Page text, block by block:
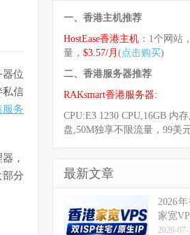
器位
私信
服务
，
分
一、香港主机推荐
HostEase香港主机 ：1个网站
量， $3.57/月 ( 点击购买)
二、香港服务器推荐
RAKsmart香港服务器:
CPU:E3 1230 CPU,16GB 内
盘,50M独享不限流量，99美
最新文章
2026
家宽
2026-07-